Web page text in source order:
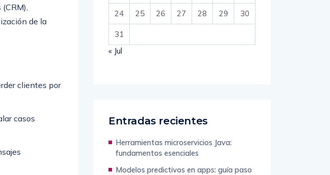
de la
clientes por
casos
24 25 26 27 28 29 30
31
« Jul
Entradas recientes
Herramientas microservicios Java:
fundamentos esenciales
Modelos predictivos en apps: guía paso